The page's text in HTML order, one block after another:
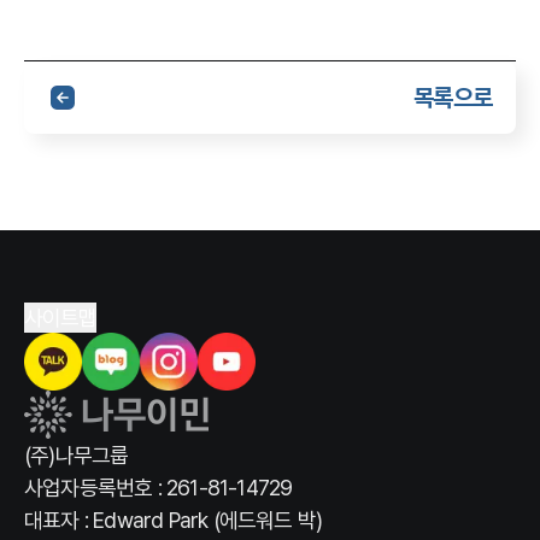
목록으로
(주)나무그룹
사업자등록번호 : 261-81-14729
대표자 : Edward Park (에드워드 박)